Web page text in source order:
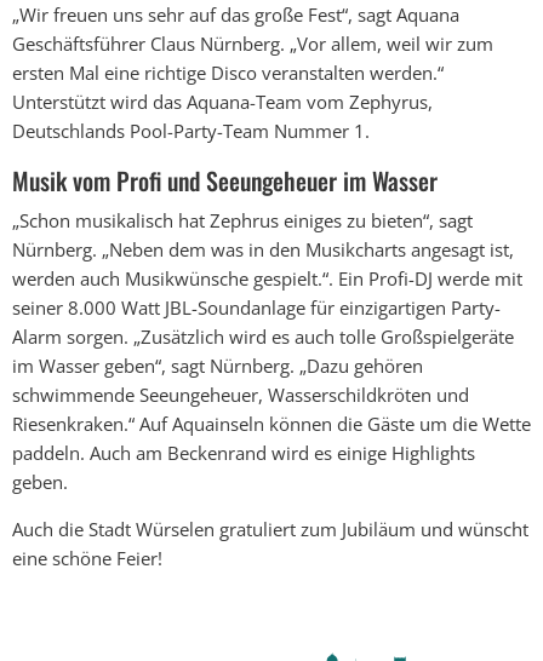
„Wir freuen uns sehr auf das große Fest“, sagt Aquana
Geschäftsführer Claus Nürnberg. „Vor allem, weil wir zum
ersten Mal eine richtige Disco veranstalten werden.“
Unterstützt wird das Aquana-Team vom Zephyrus,
Deutschlands Pool-Party-Team Nummer 1.
Musik vom Profi und Seeungeheuer im Wasser
„Schon musikalisch hat Zephrus einiges zu bieten“, sagt
Nürnberg. „Neben dem was in den Musikcharts angesagt ist,
werden auch Musikwünsche gespielt.“. Ein Profi-DJ werde mit
seiner 8.000 Watt JBL-Soundanlage für einzigartigen Party-
Alarm sorgen. „Zusätzlich wird es auch tolle Großspielgeräte
im Wasser geben“, sagt Nürnberg. „Dazu gehören
schwimmende Seeungeheuer, Wasserschildkröten und
Riesenkraken.“ Auf Aquainseln können die Gäste um die Wette
paddeln. Auch am Beckenrand wird es einige Highlights
geben.
Auch die Stadt Würselen gratuliert zum Jubiläum und wünscht
eine schöne Feier!